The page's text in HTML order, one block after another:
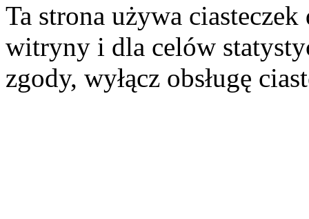
Ta strona używa
witryny i dla celów
zgody, wyłącz obsługę